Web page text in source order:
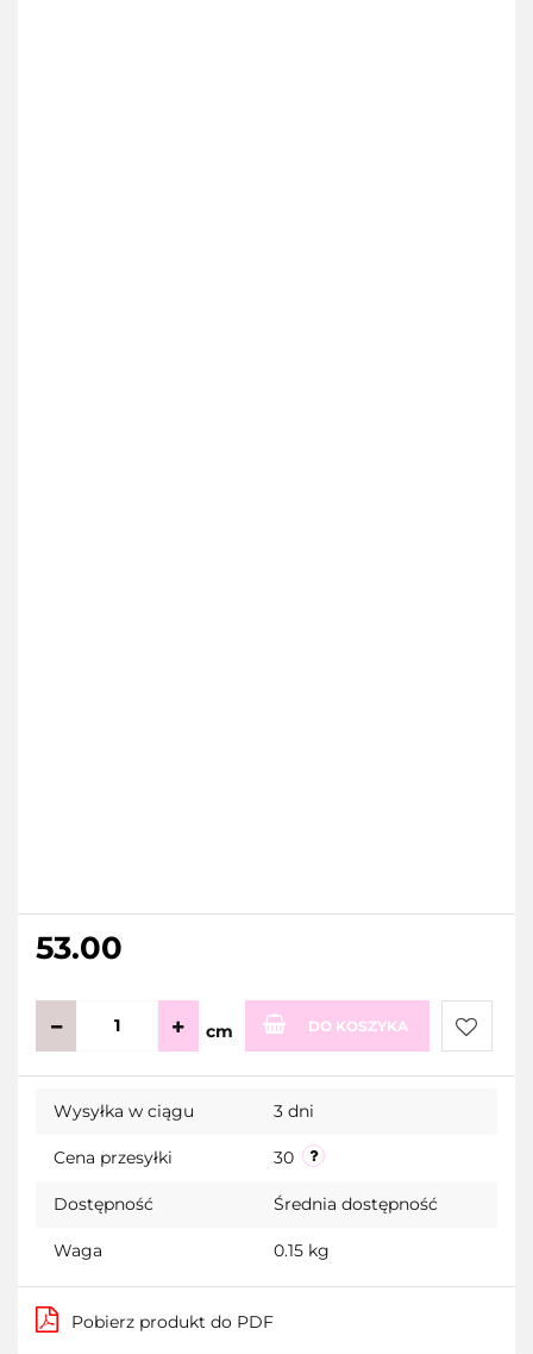
53.00
cm DO KOSZYKA
Do
Wysyłka w ciągu 3 dni
Cena przesyłki 30
Dostępność Średnia dostępność
Waga 0.15 kg
Pobierz produkt do PDF